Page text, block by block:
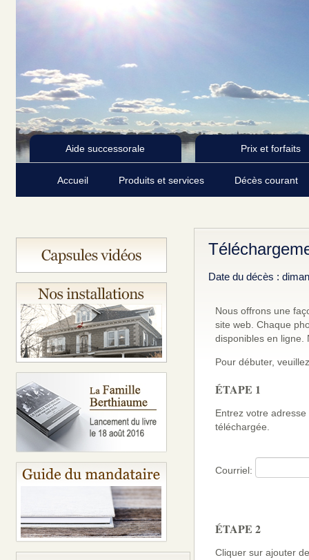
Aide successorale Prix et forfaits
Accueil Produits et services Décès courant
Date du décès :
Nous offrons une
site web. Chaque
disponibles en ligne.
Pour débuter,
ÉTAPE 1
Entrez votre
téléchargée.
Courriel:
ÉTAPE 2
Cliquer sur ajouter